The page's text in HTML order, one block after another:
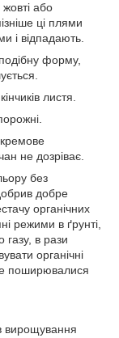
або
ці плями
і відпадають.
форму,
листя.
кремове
не дозріває.
без
добре
органічних
режими в ґрунті,
газу, в рази
органічні
поширювалися
вирощування